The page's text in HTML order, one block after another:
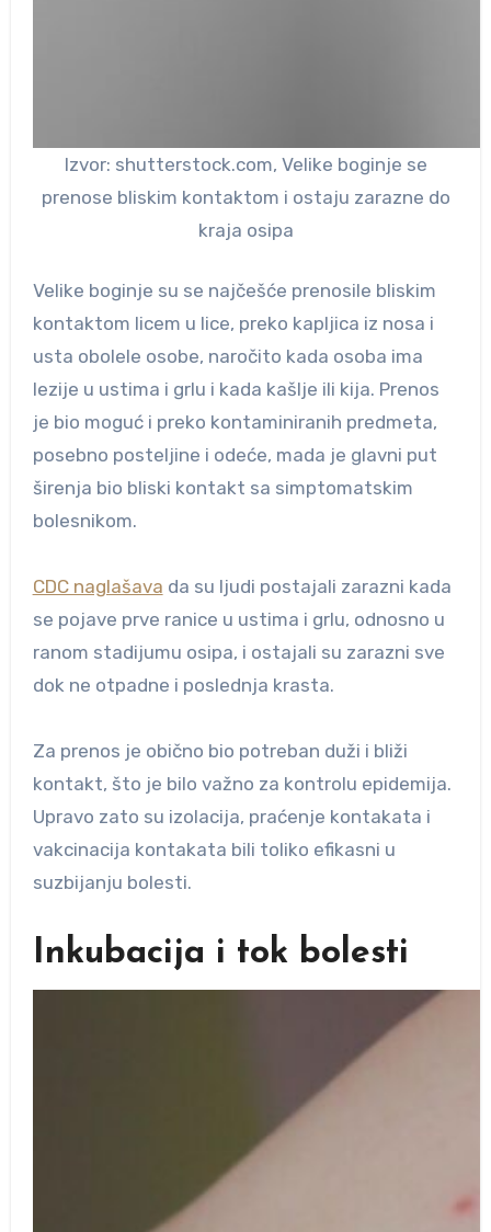
Izvor: shutterstock.com, Velike boginje se
prenose bliskim kontaktom i ostaju zarazne do
kraja osipa
Velike boginje su se najčešće prenosile bliskim
kontaktom licem u lice, preko kapljica iz nosa i
usta obolele osobe, naročito kada osoba ima
lezije u ustima i grlu i kada kašlje ili kija. Prenos
je bio moguć i preko kontaminiranih predmeta,
posebno posteljine i odeće, mada je glavni put
širenja bio bliski kontakt sa simptomatskim
bolesnikom.
CDC naglašava da su ljudi postajali zarazni kada
se pojave prve ranice u ustima i grlu, odnosno u
ranom stadijumu osipa, i ostajali su zarazni sve
dok ne otpadne i poslednja krasta.
Za prenos je obično bio potreban duži i bliži
kontakt, što je bilo važno za kontrolu epidemija.
Upravo zato su izolacija, praćenje kontakata i
vakcinacija kontakata bili toliko efikasni u
suzbijanju bolesti.
Inkubacija i tok bolesti